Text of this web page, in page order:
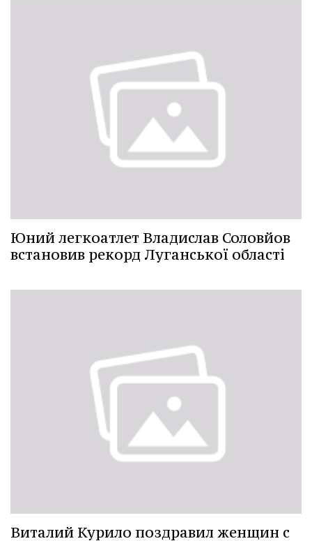
Юний легкоатлет Владислав Соловйов
встановив рекорд Луганської області
Виталий Курило поздравил женщин с